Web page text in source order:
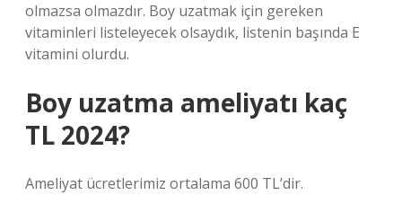
olmazsa olmazdır. Boy uzatmak için gereken
vitaminleri listeleyecek olsaydık, listenin başında E
vitamini olurdu.
Boy uzatma ameliyatı kaç
TL 2024?
Ameliyat ücretlerimiz ortalama 600 TL’dir.